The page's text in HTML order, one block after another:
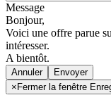
Message
Bonjour,
Voici une offre parue
intéresser.
A bientôt.
Annuler
× Fermer la fenêtre